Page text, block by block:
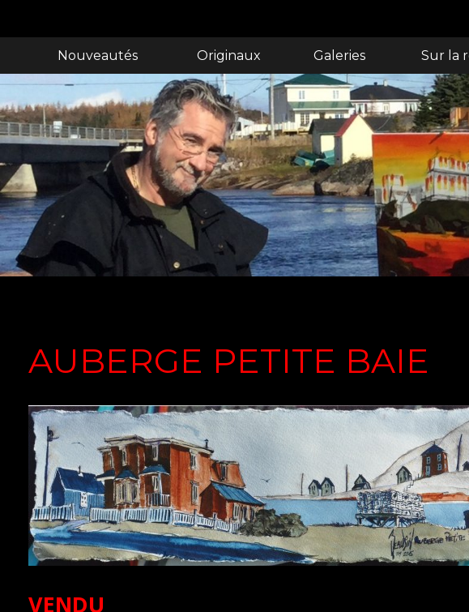
Nouveautés Originaux Galeries Sur la
AUBERGE PETITE BAIE
VENDU